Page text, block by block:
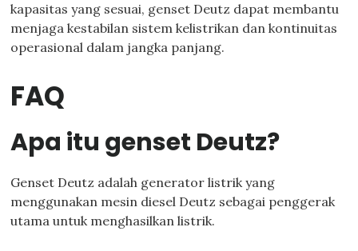
kapasitas yang sesuai, genset Deutz dapat membantu
menjaga kestabilan sistem kelistrikan dan kontinuitas
operasional dalam jangka panjang.
FAQ
Apa itu genset Deutz?
Genset Deutz adalah generator listrik yang
menggunakan mesin diesel Deutz sebagai penggerak
utama untuk menghasilkan listrik.